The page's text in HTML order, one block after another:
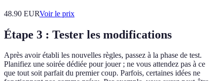
48.90 EURVoir le prix
Étape 3 : Tester les modifications
Après avoir établi les nouvelles règles, passez à la phase de test.
Planifiez une soirée dédiée pour jouer ; ne vous attendez pas à ce
que tout soit parfait du premier coup. Parfois, certaines idées ne